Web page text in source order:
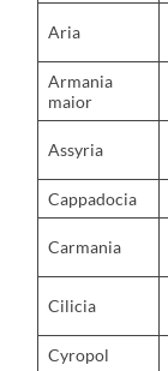
Aria
Armania
maior
Assyria
Cappadocia
Carmania
Cilicia
Cyropol